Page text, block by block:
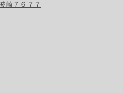
崎７６７７